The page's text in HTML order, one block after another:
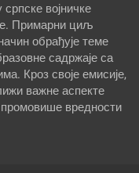
војничке
Примарни циљ
обрађује теме
садржаје са
Кроз своје емисије,
важне аспекте
промовише вредности